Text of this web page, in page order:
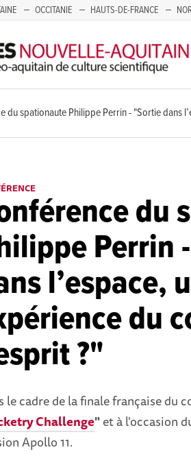
OCCITANIE HAUTS-DE-FRANCE
du spationaute Philippe Perrin - "Sortie dans
du
Perrin
l’espace,
du
?"
le cadre de la finale française du
Challenge"et à l'occasion
Apollo 11.